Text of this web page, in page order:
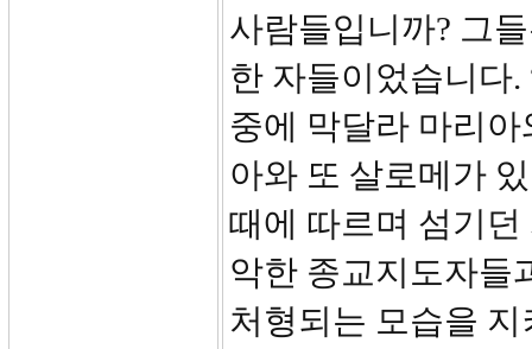
사람들입니까? 그
한 자들이었습니다
중에 막달라 마리
아와 또 살로메가
때에 따르며 섬기던
악한 종교지도자들
처형되는 모습을